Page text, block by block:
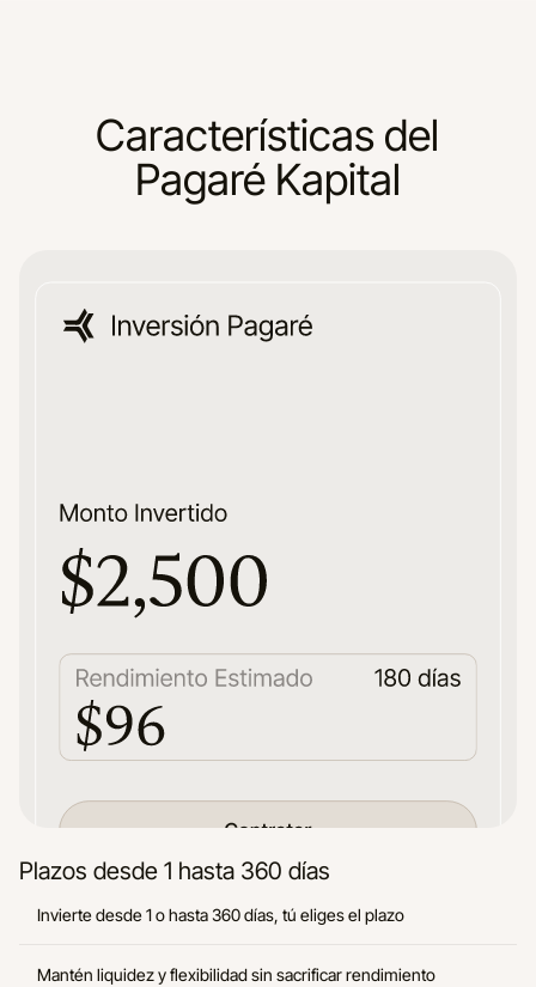
Características del
Pagaré Kapital
Plazos desde 1 hasta 360 días
Invierte desde 1 o hasta 360 días, tú eliges el plazo
Mantén liquidez y flexibilidad sin sacrificar rendimiento